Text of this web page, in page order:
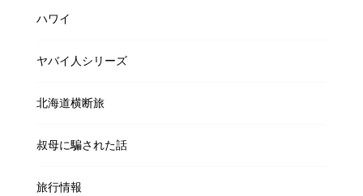
ハワイ
ヤバイ人シリーズ
北海道横断旅
叔母に騙された話
旅行情報